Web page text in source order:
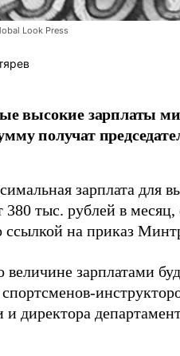
Look Press
высокие зарплаты
получат
зарплата для
380 тыс. рублей в
ссылкой на приказ
зарплатами
директора